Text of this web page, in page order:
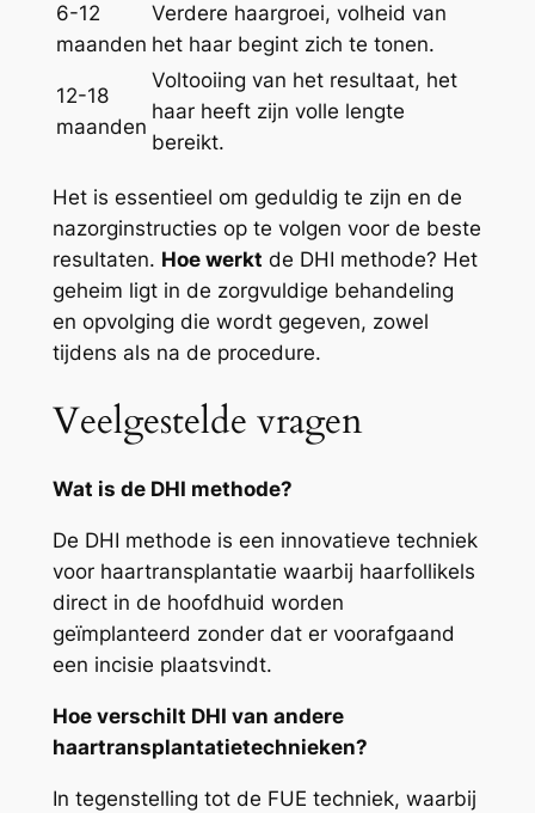
6-12
maanden
Verdere haargroei, volheid van
het haar begint zich te tonen.
12-18
maanden
Voltooiing van het resultaat, het
haar heeft zijn volle lengte
bereikt.
Het is essentieel om geduldig te zijn en de
nazorginstructies op te volgen voor de beste
resultaten. Hoe werkt de DHI methode? Het
geheim ligt in de zorgvuldige behandeling
en opvolging die wordt gegeven, zowel
tijdens als na de procedure.
Veelgestelde vragen
Wat is de DHI methode?
De DHI methode is een innovatieve techniek
voor haartransplantatie waarbij haarfollikels
direct in de hoofdhuid worden
geïmplanteerd zonder dat er voorafgaand
een incisie plaatsvindt.
Hoe verschilt DHI van andere
haartransplantatietechnieken?
In tegenstelling tot de FUE techniek, waarbij